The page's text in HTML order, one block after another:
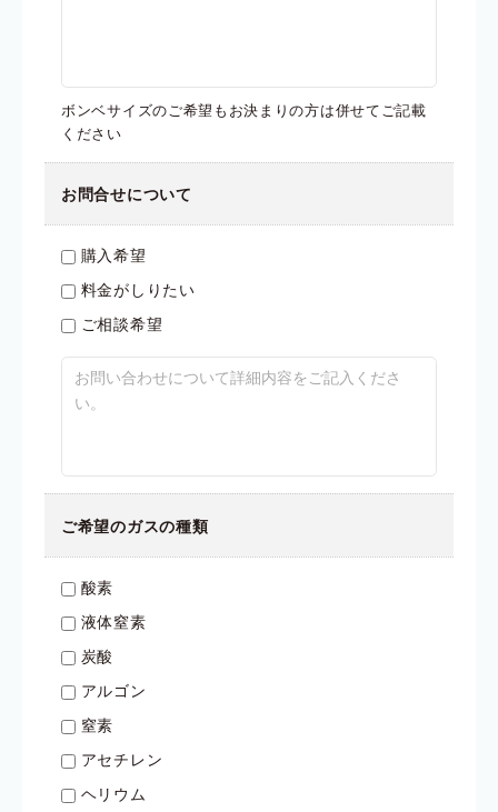
ボンベサイズのご希望もお決まりの方は併せてご記載
ください
お問合せについて
購入希望
料金がしりたい
ご相談希望
ご希望のガスの種類
酸素
液体窒素
炭酸
アルゴン
窒素
アセチレン
ヘリウム